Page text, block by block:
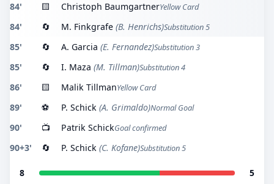
84' 🟨 Christoph BaumgartnerYellow Card
84' 🔄 M. Finkgrafe (B. Henrichs)Substitution 5
85' 🔄 A. Garcia (E. Fernandez)Substitution 3
85' 🔄 I. Maza (M. Tillman)Substitution 4
86' 🟨 Malik TillmanYellow Card
89' ⚽ P. Schick (A. Grimaldo)Normal Goal
90' 📺 Patrik SchickGoal confirmed
90+3' 🔄 P. Schick (C. Kofane)Substitution 5
8 5